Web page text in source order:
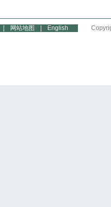
网站地图 English